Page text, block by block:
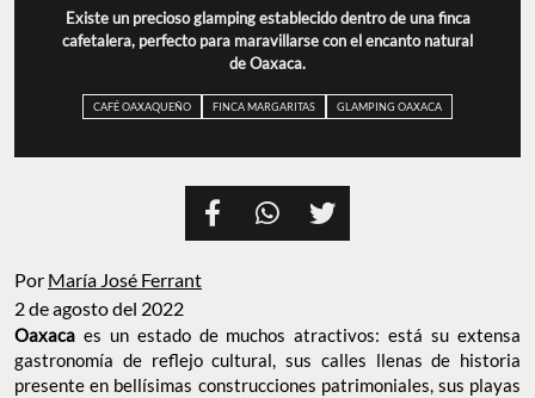
Existe un precioso glamping establecido dentro de una finca
cafetalera, perfecto para maravillarse con el encanto natural
de Oaxaca.
CAFÉ OAXAQUEÑO FINCA MARGARITAS GLAMPING OAXACA
Por María José Ferrant
2 de agosto del 2022
Oaxaca es un estado de muchos atractivos: está su extensa
gastronomía de reflejo cultural, sus calles llenas de historia
presente en bellísimas construcciones patrimoniales, sus playas